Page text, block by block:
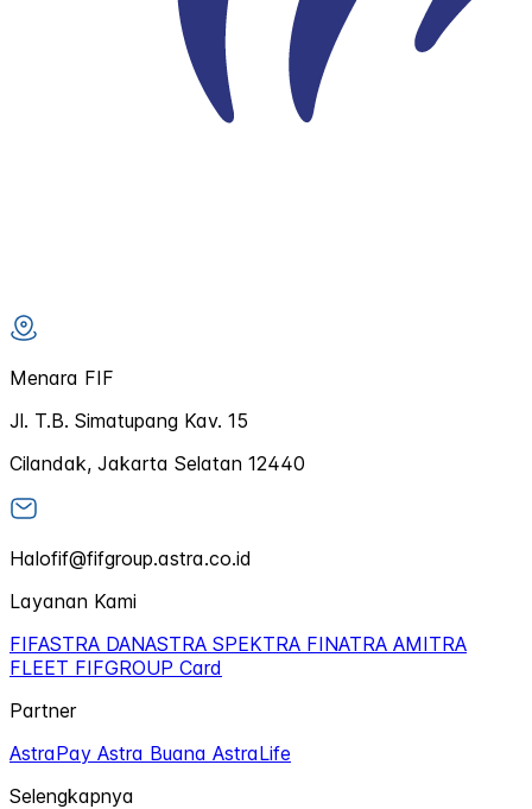
Menara FIF
Jl. T.B. Simatupang Kav. 15
Cilandak, Jakarta Selatan 12440
Halofif@fifgroup.astra.co.id
Layanan Kami
FIFASTRA DANASTRA SPEKTRA FINATRA AMITRA
FLEET FIFGROUP Card
Partner
AstraPay Astra Buana AstraLife
Selengkapnya